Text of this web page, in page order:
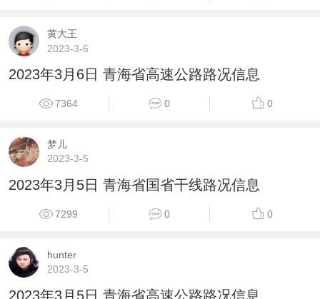
黄大王
2023-3-6
2023年3月6日 青海省高速公路路况信息
7364 0 0
梦儿
2023-3-5
2023年3月5日 青海省国省干线路况信息
7299 0 0
hunter
2023-3-5
2023年3月5日 青海省高速公路路况信息